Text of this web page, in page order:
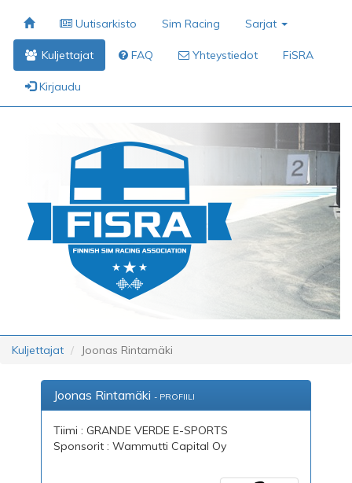
Uutisarkisto Sim Racing Sarjat
Kuljettajat FAQ Yhteystiedot FiSRA
Kirjaudu
Kuljettajat Joonas Rintamäki
Joonas Rintamäki - PROFIILI
Tiimi : GRANDE VERDE E-SPORTS
Sponsorit : Wammutti Capital Oy